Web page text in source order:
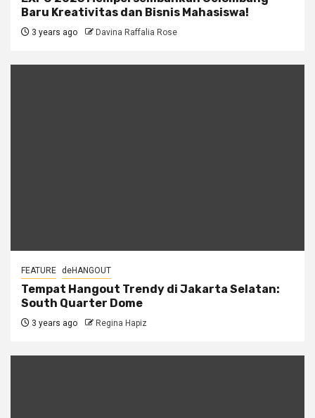
Baru Kreativitas dan Bisnis Mahasiswa!
3 years ago Davina Raffalia Rose
FEATURE deHANGOUT
Tempat Hangout Trendy di Jakarta Selatan:
South Quarter Dome
3 years ago Regina Hapiz